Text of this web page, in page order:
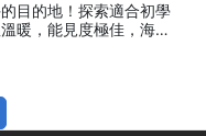
目的地！探索適合初學
暖，能見度極佳，海洋